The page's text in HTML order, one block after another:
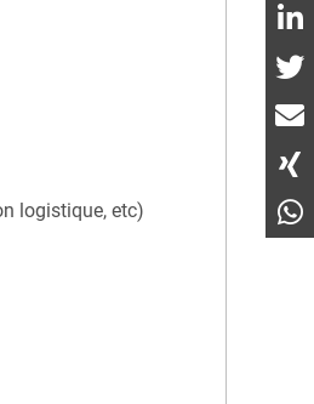
logistique, etc)